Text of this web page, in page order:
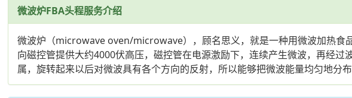
微波炉FBA头程服务介绍
微波炉（microwave oven/microwave），顾名思义，就是一种用微波加热食
向磁控管提供大约4000伏高压，磁控管在电源激励下，连续产生微波，再经
属，旋转起来以后对微波具有各个方向的反射，所以能够把微波能量均匀地分